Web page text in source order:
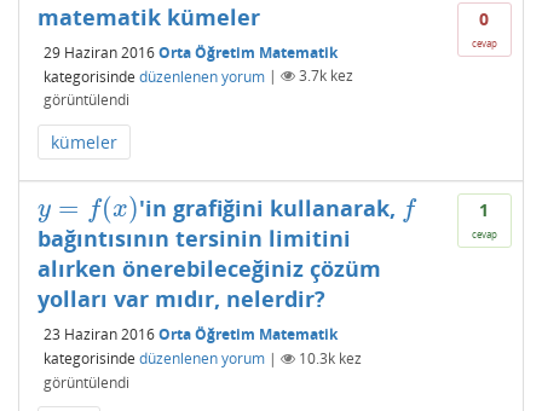
0
cevap
matematik kümeler
29 Haziran 2016Orta Öğretim Matematik
kategorisinde düzenlenen yorum | 3.7k kez
görüntülendi
kümeler
1
cevap
y = f(x)
y=f(x 'in grafiğini kullanarak, f
f
bağıntısının tersinin limitini
alırken önerebileceğiniz çözüm
yolları var mıdır, nelerdir?
23 Haziran 2016Orta Öğretim Matematik
kategorisinde düzenlenen yorum | 10.3k kez
görüntülendi